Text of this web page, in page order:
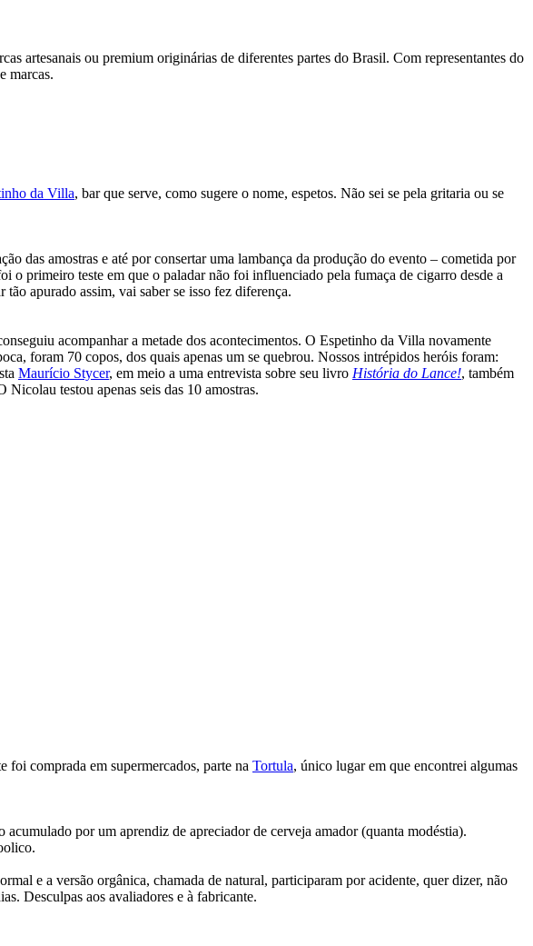
artesanais ou premium originárias de diferentes partes do Brasil. Com representantes do
marcas.
da Villa, bar que serve, como sugere o nome, espetos. Não sei se pela gritaria ou se
das amostras e até por consertar uma lambança da produção do evento – cometida por
o primeiro teste em que o paladar não foi influenciado pela fumaça de cigarro desde a
apurado assim, vai saber se isso fez diferença.
acompanhar a metade dos acontecimentos. O Espetinho da Villa novamente
foram 70 copos, dos quais apenas um se quebrou. Nossos intrépidos heróis foram:
Maurício Stycer, em meio a uma entrevista sobre seu livro História do Lance!, também
Nicolau testou apenas seis das 10 amostras.
foi comprada em supermercados, parte na Tortula, único lugar em que encontrei algumas
por um aprendiz de apreciador de cerveja amador (quanta modéstia).
e a versão orgânica, chamada de natural, participaram por acidente, quer dizer, não
Desculpas aos avaliadores e à fabricante.